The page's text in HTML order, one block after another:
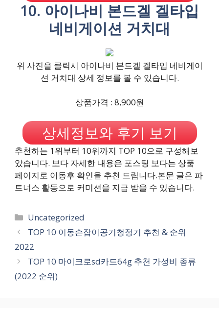
10. 아이나비 본드겔 겔타입
네비게이션 거치대
위 사진을 클릭시 아이나비 본드겔 겔타입 네비게이
션 거치대 상세 정보를 볼 수 있습니다.
상품가격 : 8,900원
상세정보와 후기 보기
추천하는 1위부터 10위까지 TOP 10으로 구성해보
았습니다. 보다 자세한 내용은 포스팅 보다는 상품
페이지로 이동후 확인을 추천 드립니다.본문 글은 파
트너스 활동으로 커미션을 지급 받을 수 있습니다.
카
테
리
Uncategorized
TOP 10 이동손잡이공기청정기 추천 & 순위
2022
TOP 10 마이크로sd카드64g 추천 가성비 종류
(2022 순위)